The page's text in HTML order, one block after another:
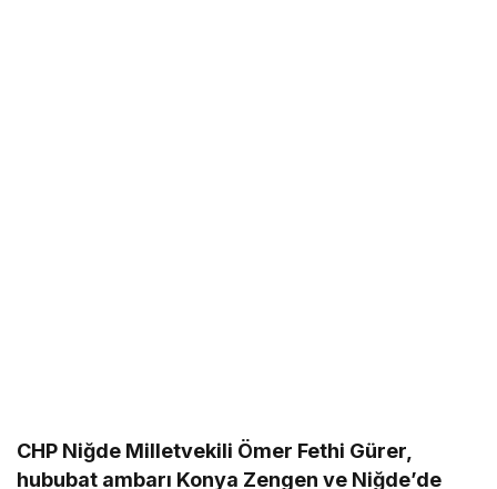
CHP Niğde Milletvekili Ömer Fethi Gürer,
hububat ambarı Konya Zengen ve Niğde’de